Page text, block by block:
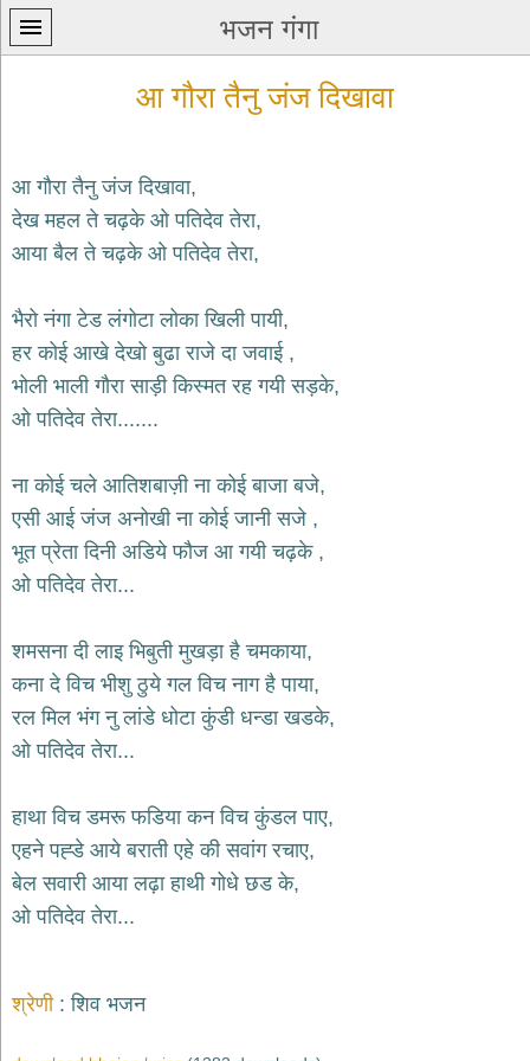
भजन गंगा
प्रथम
पन्ना
कृष्ण
भजन
krishna
bhajans
शिव
bhajans
हनुमान
भजन
hanuman
bhajans
भजन
bhajans
जैन
भजन
दुर्गा
भजन
durga
bhajans
bhajans
आ गौरा तैनु जंज दिखावा
आ गौरा तैनु जंज दिखावा,
देख महल ते चढ़के ओ पतिदेव तेरा,
आया बैल ते चढ़के ओ पतिदेव तेरा,
भैरो नंगा टेड लंगोटा लोका खिली पायी,
हर कोई आखे देखो बुढा राजे दा जवाई ,
भोली भाली गौरा साड़ी किस्मत रह गयी सड़के,
ओ पतिदेव तेरा.......
ना कोई चले आतिशबाज़ी ना कोई बाजा बजे,
एसी आई जंज अनोखी ना कोई जानी सजे ,
भूत प्रेता दिनी अडिये फौज आ गयी चढ़के ,
ओ पतिदेव तेरा...
शमसना दी लाइ भिबुती मुखड़ा है चमकाया,
कना दे विच भीशु ठुये गल विच नाग है पाया,
रल मिल भंग नु लांडे धोटा कुंडी धन्डा खडके,
ओ पतिदेव तेरा...
हाथा विच डमरू फडिया कन विच कुंडल पाए,
एहने पह्डे आये बराती एहे की सवांग रचाए,
बेल सवारी आया लढ़ा हाथी गोधे छड के,
ओ पतिदेव तेरा...
श्रेणी शिव भजन